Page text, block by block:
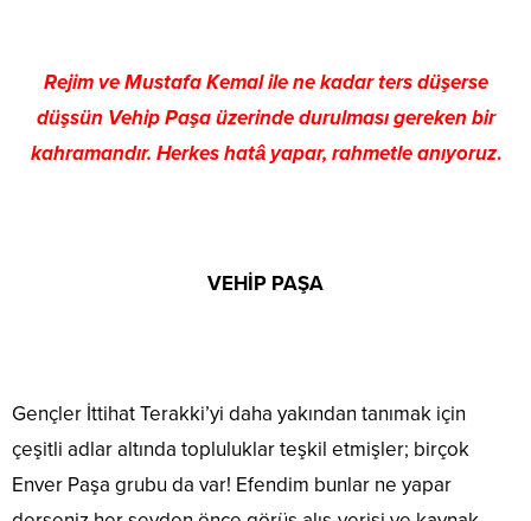
Rejim ve Mustafa Kemal ile ne kadar ters düşerse
düşsün Vehip Paşa üzerinde durulması gereken bir
kahramandır. Herkes hatâ yapar, rahmetle anıyoruz.
VEHİP PAŞA
Gençler İttihat Terakki’yi daha yakından tanımak için
çeşitli adlar altında topluluklar teşkil etmişler; birçok
Enver Paşa grubu da var! Efendim bunlar ne yapar